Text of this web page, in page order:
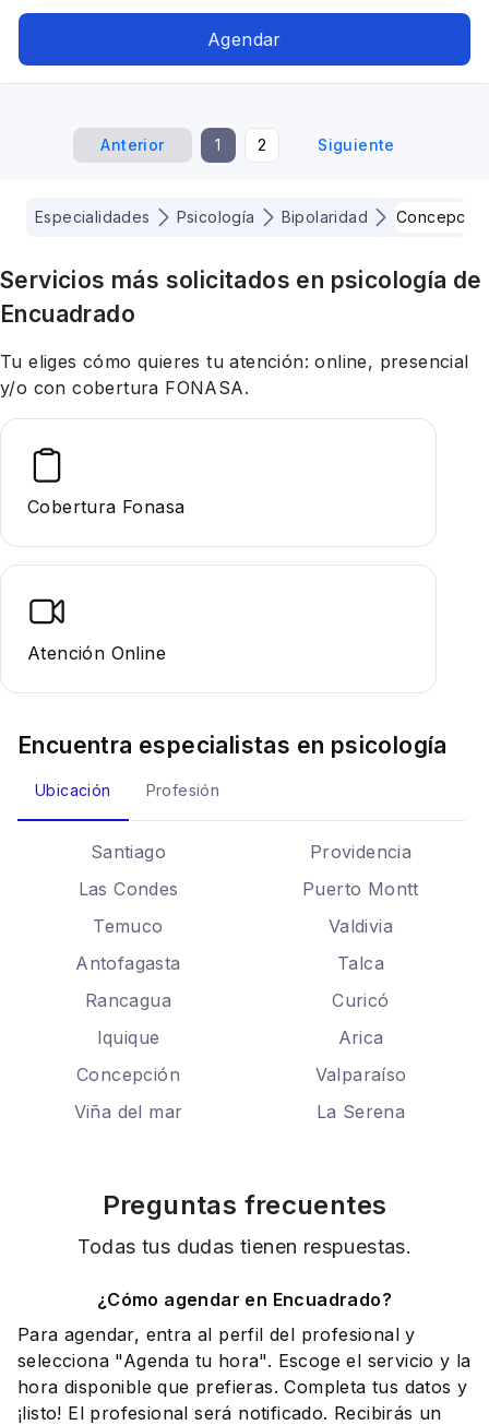
personalidad, Trastornos alimenticios TCA,
Agendar
Anterior 1 2 Siguiente
Especialidades Psicología Bipolaridad Concepcion
Servicios más solicitados en psicología de
Encuadrado
Tu eliges cómo quieres tu atención: online, presencial
y/o con cobertura FONASA.
Cobertura Fonasa
Atención Online
Encuentra especialistas en psicología
Ubicación Profesión
Santiago
Providencia
Las Condes
Puerto Montt
Temuco
Valdivia
Antofagasta
Talca
Rancagua
Curicó
Iquique
Arica
Concepción
Valparaíso
Viña del mar
La Serena
Preguntas frecuentes
Todas tus dudas tienen respuestas.
¿Cómo agendar en Encuadrado?
Para agendar, entra al perfil del profesional y
selecciona "Agenda tu hora". Escoge el servicio y la
hora disponible que prefieras. Completa tus datos y
¡listo! El profesional será notificado. Recibirás un